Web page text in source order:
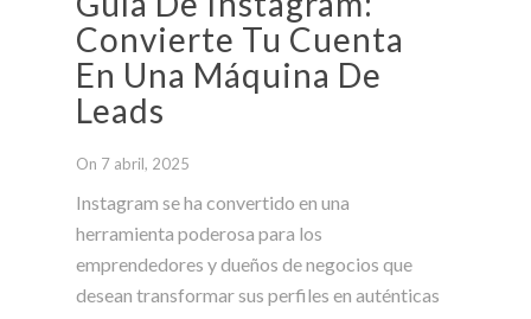
Convierte Tu Cuenta
En Una Máquina De
Leads
On 7 abril, 2025
Instagram se ha convertido en una
herramienta poderosa para los
emprendedores y dueños de negocios que
desean transformar sus perfiles en auténticas